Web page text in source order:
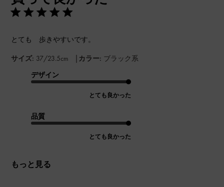
とても 歩きやすいです。
サイズ: 37/23.5cm | カラー: ブラック系
デザイン
とても良かった
品質
とても良かった
もっと見る